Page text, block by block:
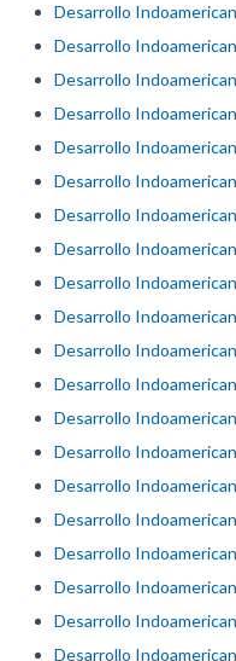
Desarrollo
Desarrollo
Desarrollo
Desarrollo
Desarrollo
Desarrollo
Desarrollo
Desarrollo
Desarrollo
Desarrollo
Desarrollo
Desarrollo
Desarrollo
Desarrollo
Desarrollo
Desarrollo
Desarrollo
Desarrollo
Desarrollo
Desarrollo